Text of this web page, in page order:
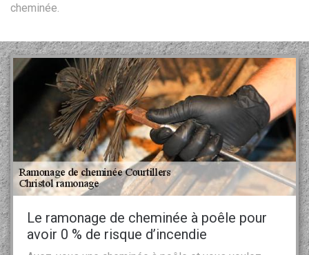
cheminée.
Le ramonage de cheminée à poêle pour
avoir 0 % de risque d’incendie